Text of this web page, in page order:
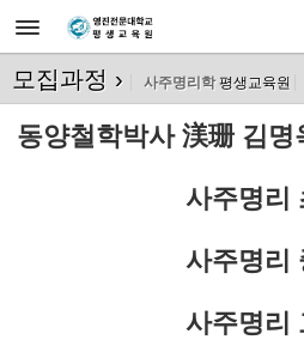
모집과정 › 사주명리학 평생교육원
동양철학박사 渼珊 김명
사주명리
사주명리
사주명리